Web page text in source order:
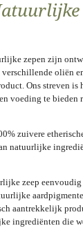
zepen zijn
oliën
Ons streven is
voeding te bieden
zuivere
natuurlijke
zeep
aantrekkelijk
ingrediënten die